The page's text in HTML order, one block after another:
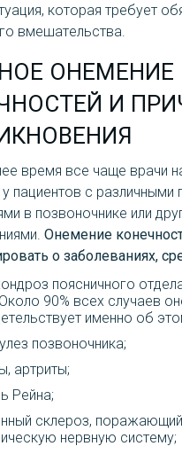
которая требует
вмешательства.
ОНЕМЕНИЕ
И
время все чаще врачи
пациентов с различными
в позвоночнике или
Онемение
о заболеваниях,
поясничного
90% всех случаев
именно об
позвоночника;
артриты;
Рейна;
склероз,
нервную систему;